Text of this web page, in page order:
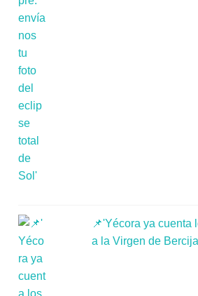
📌'Yécora ya cuenta
a la Virgen de